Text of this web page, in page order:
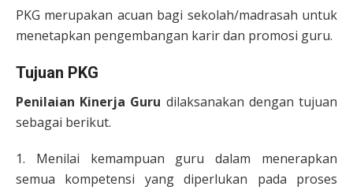
PKG merupakan acuan bagi sekolah/madrasah untuk
menetapkan pengembangan karir dan promosi guru.
Tujuan PKG
Penilaian Kinerja Guru dilaksanakan dengan tujuan
sebagai berikut.
1. Menilai kemampuan guru dalam menerapkan
semua kompetensi yang diperlukan pada proses